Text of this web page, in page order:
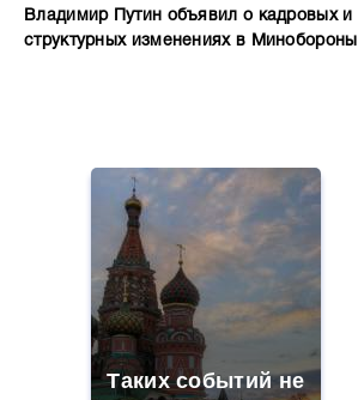
Владимир Путин объявил о кадровых и
структурных изменениях в Минобороны
Таких событий не